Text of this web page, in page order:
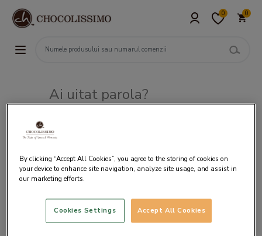
0 0
Ai uitat parola?
Livrare gratuita incepand cu 200 lei
By clicking “Accept All Cookies”, you agree to the storing of cookies on
your device to enhance site navigation, analyze site usage, and assist in
our marketing efforts.
Accept All Cookies
Cookies Settings